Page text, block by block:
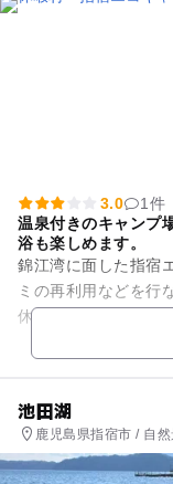
3.0
1件
温泉付きのキャンプ
浴も楽しめます。
錦江湾に面した指宿
ミの再利用などを行
休暇村指宿内にはキ
ース、テニスコート
池田湖
鹿児島県指宿市 / 自